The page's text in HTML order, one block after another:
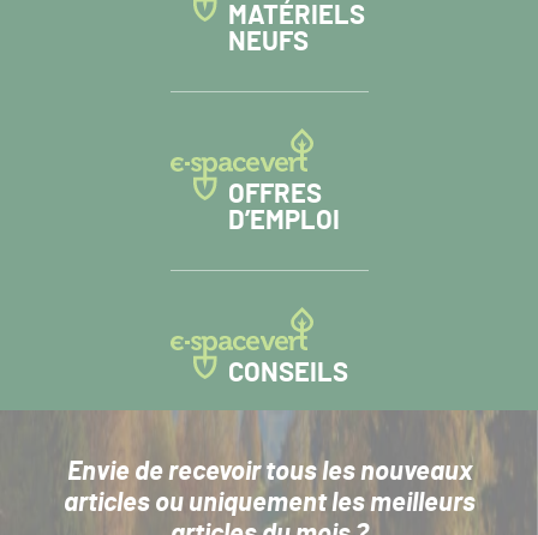
MATÉRIELS
NEUFS
OFFRES
D’EMPLOI
CONSEILS
Envie de recevoir tous les nouveaux
articlesou uniquement les meilleurs